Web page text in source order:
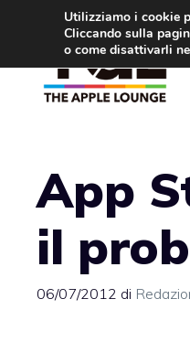
contenuto
App
il
06/07/2012 di
Utilizziamo i cookie
Cliccando sulla
o come disattivarli